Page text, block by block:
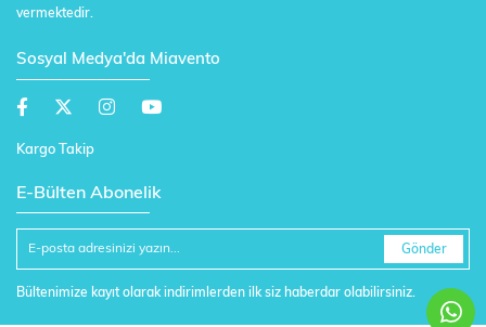
vermektedir.
Sosyal Medya'da Miavento
Kargo Takip
E-Bülten Abonelik
Gönder
Bültenimize kayıt olarak indirimlerden ilk siz haberdar olabilirsiniz.